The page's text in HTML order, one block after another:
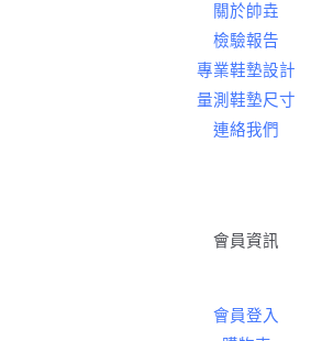
關於帥垚
檢驗報告
專業鞋墊設計
量測鞋墊尺寸
連絡我們
會員資訊
會員登入